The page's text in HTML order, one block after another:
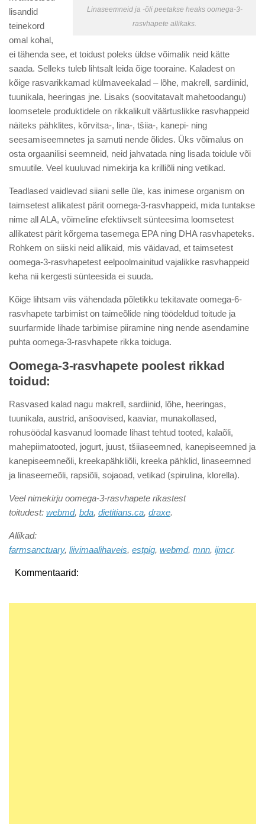
Linaseemneid ja -õli peetakse heaks oomega-3-
rasvhapete allikaks.
lisandid
teinekord
omal kohal,
ei tähenda see, et toidust poleks üldse võimalik neid kätte
saada. Selleks tuleb lihtsalt leida õige tooraine. Kaladest on
kõige rasvarikkamad külmaveekalad – lõhe, makrell, sardiinid,
tuunikala, heeringas jne. Lisaks (soovitatavalt mahetoodangu)
loomsetele produktidele on rikkalikult väärtuslikke rasvhappeid
näiteks pähklites, kõrvitsa-, lina-, tšiia-, kanepi- ning
seesamiseemnetes ja samuti nende õlides. Üks võimalus on
osta orgaanilisi seemneid, neid jahvatada ning lisada toidule või
smuutile. Veel kuuluvad nimekirja ka krilliõli ning vetikad.
Teadlased vaidlevad siiani selle üle, kas inimese organism on
taimsetest allikatest pärit oomega-3-rasvhappeid, mida tuntakse
nime all ALA, võimeline efektiivselt sünteesima loomsetest
allikatest pärit kõrgema tasemega EPA ning DHA rasvhapeteks.
Rohkem on siiski neid allikaid, mis väidavad, et taimsetest
oomega-3-rasvhapetest eelpoolmainitud vajalikke rasvhappeid
keha nii kergesti sünteesida ei suuda.
Kõige lihtsam viis vähendada põletikku tekitavate oomega-6-
rasvhapete tarbimist on taimeõlide ning töödeldud toitude ja
suurfarmide lihade tarbimise piiramine ning nende asendamine
puhta oomega-3-rasvhapete rikka toiduga.
Oomega-3-rasvhapete poolest rikkad
toidud:
Rasvased kalad nagu makrell, sardiinid, lõhe, heeringas,
tuunikala, austrid, anšoovised, kaaviar, munakollased,
rohusöödal kasvanud loomade lihast tehtud tooted, kalaõli,
mahepiimatooted, jogurt, juust, tšiiaseemned, kanepiseemned ja
kanepiseemneõli, kreekapähkliõli, kreeka pähklid, linaseemned
ja linaseemeõli, rapsiõli, sojaoad, vetikad (spirulina, klorella).
Veel nimekirju oomega-3-rasvhapete rikastest
toitudest: webmd, bda, dietitians.ca, draxe.
Allikad:
farmsanctuary, liivimaalihaveis, estpig, webmd, mnn, ijmcr.
Kommentaarid: